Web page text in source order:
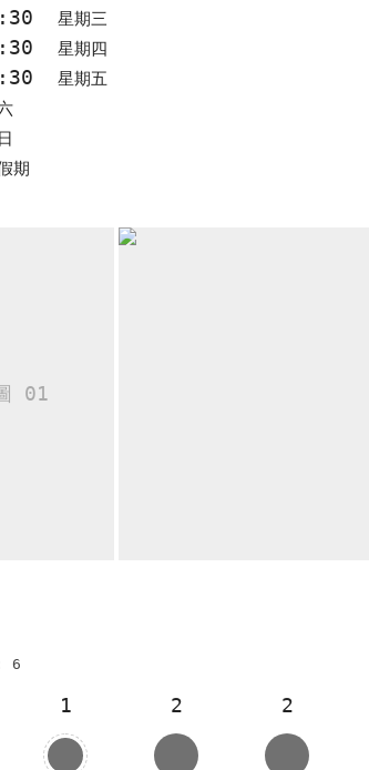
星期三
星期四
星期五
期
6
1 2 2